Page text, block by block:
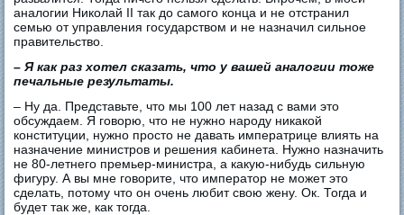
аналогии Николай II так до самого конца и не отстранил
семью от управления государством и не назначил сильное
правительство.
– Я как раз хотел сказать, что у вашей аналогии тоже
печальные результаты.
– Ну да. Представьте, что мы 100 лет назад с вами это
обсуждаем. Я говорю, что не нужно народу никакой
конституции, нужно просто не давать императрице влиять на
назначение министров и решения кабинета. Нужно назначить
не 80-летнего премьер-министра, а какую-нибудь сильную
фигуру. А вы мне говорите, что император не может это
сделать, потому что он очень любит свою жену. Ок. Тогда и
будет так же, как тогда.